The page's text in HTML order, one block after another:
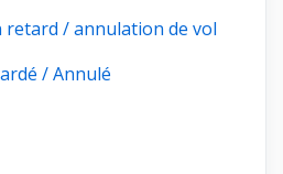
retard / annulation de vol
/ Annulé